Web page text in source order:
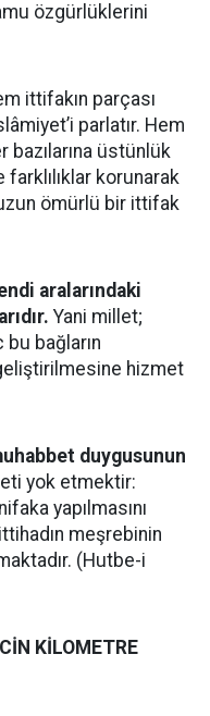
özgürlüklerini
ittifakın parçası
parlatır. Hem
bazılarına üstünlük
farklılıklar korunarak
ömürlü bir ittifak
aralarındaki
Yani millet;
bağların
hizmet
duygusunun
yok etmektir:
yapılmasını
meşrebinin
(Hutbe-i
KİLOMETRE